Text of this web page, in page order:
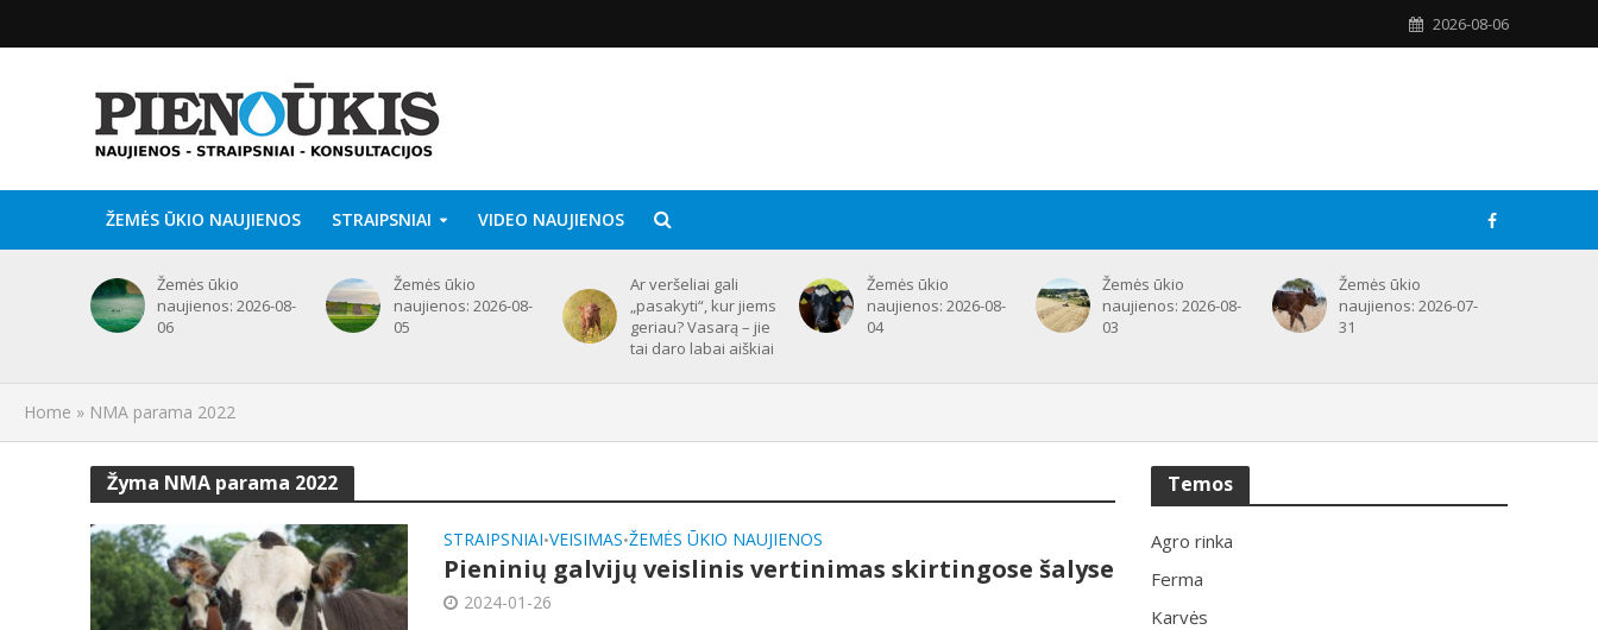
2026-08-06
ŽEMĖS ŪKIO NAUJIENOS STRAIPSNIAI VIDEO NAUJIENOS
Žemės ūkio
naujienos: 2026-08-
06
Žemės ūkio
naujienos: 2026-08-
05
Ar veršeliai gali
„pasakyti“, kur jiems
geriau? Vasarą – jie
tai daro labai aiškiai
Žemės ūkio
naujienos: 2026-08-
04
Žemės ūkio
naujienos: 2026-08-
03
Žemės ūkio
naujienos: 2026-07-
31
Home » NMA parama 2022
Žyma NMA parama 2022
STRAIPSNIAI•VEISIMAS•ŽEMĖS ŪKIO NAUJIENOS
Pieninių galvijų veislinis vertinimas skirtingose šalyse
2024-01-26
Temos
Agro rinka
Ferma
Karvės